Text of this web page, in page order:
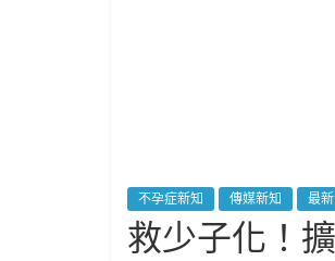
不孕症新知 傳媒新知 最
救少子化！